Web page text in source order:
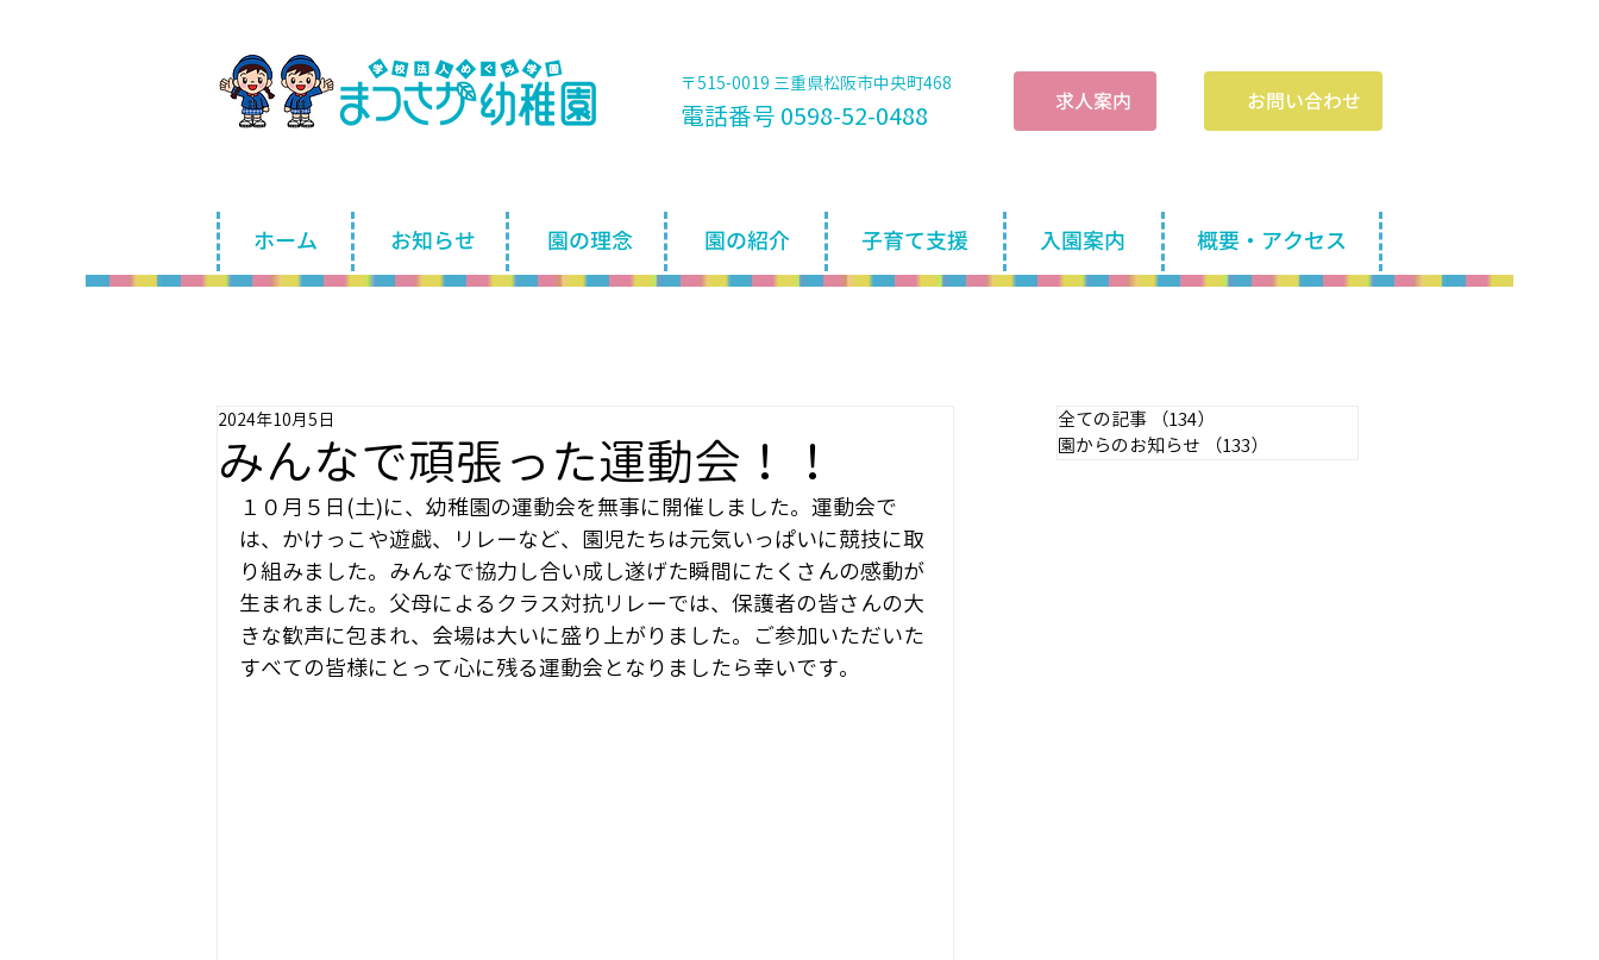
〒515-0019 三重県松阪市中央町468
電話番号 0598-52-0488 ​求人案内 お問い合わせ
ホーム お知らせ 園の理念 園の紹介 子育て支援 入園案内 概要・アクセス
みんなで頑張った運動会！！
2024年10月5日
１０月５日(土)に、幼稚園の運動会を無事に開催しました。運動会で
は、かけっこや遊戯、リレーなど、園児たちは元気いっぱいに競技に取
り組みました。みんなで協力し合い成し遂げた瞬間にたくさんの感動が
生まれました。父母によるクラス対抗リレーでは、保護者の皆さんの大
きな歓声に包まれ、会場は大いに盛り上がりました。ご参加いただいた
すべての皆様にとって心に残る運動会となりましたら幸いです。
全ての記事 （134）
園からのお知らせ
（133）